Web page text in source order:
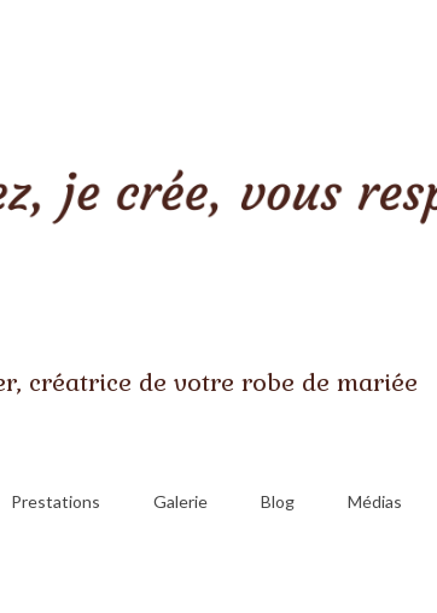
créatrice de votre robe de mariée
Prestations Galerie Blog Médias